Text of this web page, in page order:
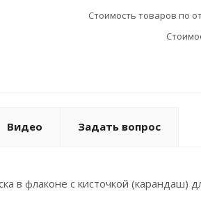
Стоимость товаров по
Видео Задать вопрос
в флаконе с кисточкой (карандаш)